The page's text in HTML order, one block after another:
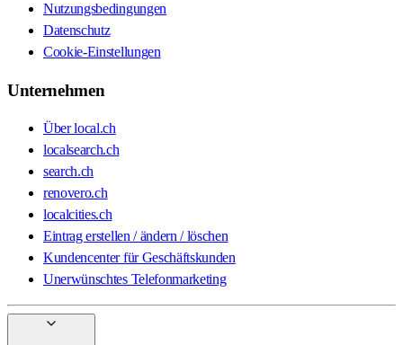
Nutzungsbedingungen
Datenschutz
Cookie-Einstellungen
Unternehmen
Über local.ch
localsearch.ch
search.ch
renovero.ch
localcities.ch
Eintrag erstellen / ändern / löschen
Kundencenter für Geschäftskunden
Unerwünschtes Telefonmarketing